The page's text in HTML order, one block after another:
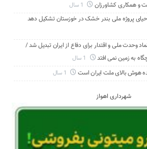
و همکاری کشاورزان
احیای پروژه ملی بندر خشک در خوزستان تشکیل دهد
وحدت ملی و اقتدار برای دفاع از ایران تبدیل شد /
به زمین نمی افتد
هوش بالای ملت ایران است
شهرداری اهواز